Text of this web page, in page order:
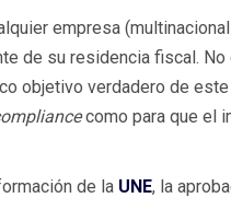
empresa
de su residencia fiscal.
objetivo verdadero de
como para que el
de la UNE, la